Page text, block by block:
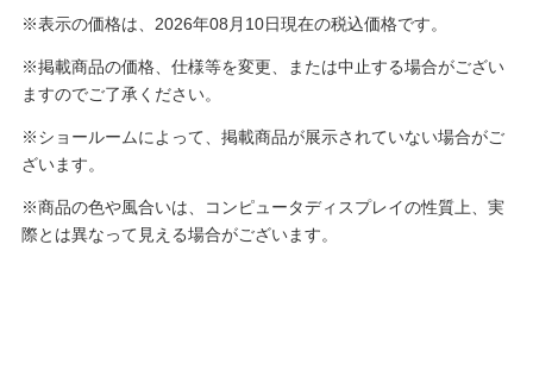
※表示の価格は、2026年08月10日現在の税込価格です。
※掲載商品の価格、仕様等を変更、または中止する場合がござい
ますのでご了承ください。
※ショールームによって、掲載商品が展示されていない場合がご
ざいます。
※商品の色や風合いは、コンピュータディスプレイの性質上、実
際とは異なって見える場合がございます。